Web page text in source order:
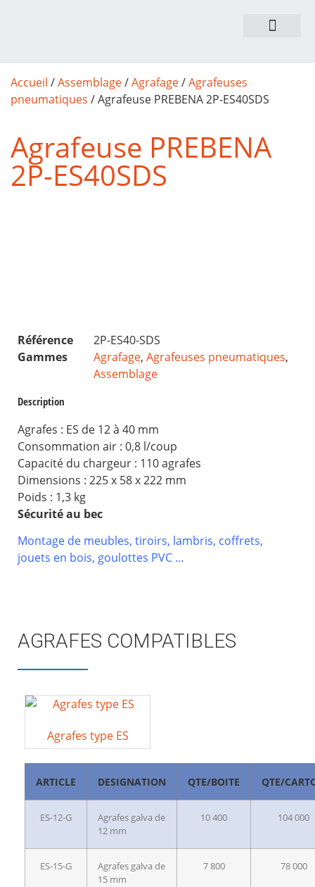
Accueil /Assemblage/Agrafage/Agrafeuses
pneumatiques / Agrafeuse PREBENA 2P-ES40SDS
Agrafeuse PREBENA
2P-ES40SDS
Référence
2P-ES40-SDS
Gammes
Agrafage, Agrafeuses pneumatiques,
Assemblage
Description
Agrafes : ES de 12 à 40 mm
Consommation air : 0,8 l/coup
Capacité du chargeur : 110 agrafes
Dimensions : 225 x 58 x 222 mm
Poids : 1,3 kg
Sécurité au bec
Montage de meubles, tiroirs, lambris, coffrets,
jouets en bois, goulottes PVC …
AGRAFES COMPATIBLES
Agrafes type ES
ARTICLE DESIGNATION QTE/BOITE QTE/
ES-12-G
Agrafes galva de
12 mm
10 400 104 000
ES-15-G
Agrafes galva de
15 mm
7 800 78 000